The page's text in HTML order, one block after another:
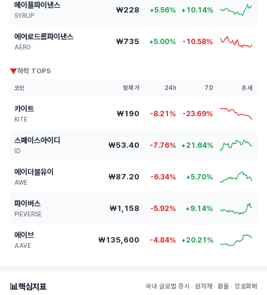
메이플파이낸스
SYRUP
₩228 +5.56% +10.14%
에어로드롬파이낸스
AERO
₩735 +5.00% -10.58%
▼하락 TOP5
코인 현재가 24h 7D 추세
카이트
KITE
₩190 -8.21% -23.69%
스페이스아이디
ID
₩53.40 -7.76% +21.64%
에이더블유이
AWE
₩87.20 -6.34% +5.70%
파이버스
PIEVERSE
₩1,158 -5.92% +9.14%
에이브
AAVE
₩135,600 -4.84% +20.21%
📊핵심지표 국내·글로벌 증시 · 원자재 · 환율 · 암호화폐